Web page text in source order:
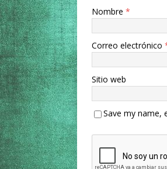
Nombre *
Correo electrónico
Sitio web
Save my name,